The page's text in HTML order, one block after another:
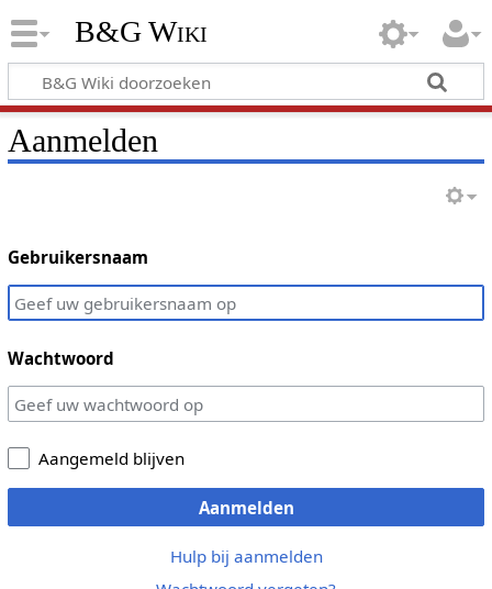
B&G Wiki
Aanmelden
Gebruikersnaam
Wachtwoord
Aangemeld blijven
Aanmelden
Hulp bij aanmelden